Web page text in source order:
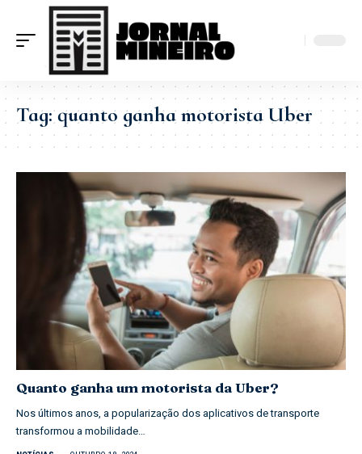
Tag:quanto ganha motorista Uber
Quanto ganha um motorista da Uber?
Nos últimos anos, a popularização dos aplicativos de transporte
transformou a mobilidade…